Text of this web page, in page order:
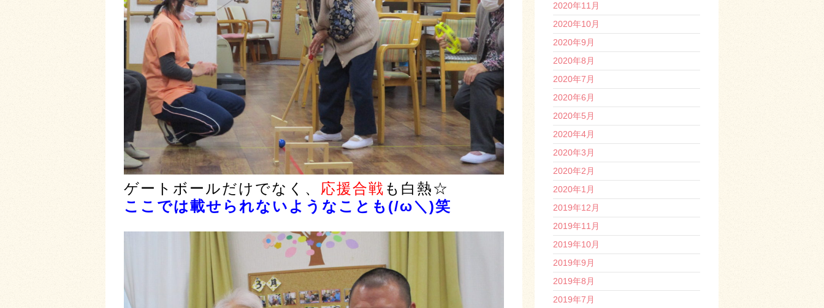
ゲートボールだけでなく、 応援合戦 も白熱☆
ここでは載せられないようなことも(/ω＼)笑
2020年11月
2020年10月
2020年9月
2020年8月
2020年7月
2020年6月
2020年5月
2020年4月
2020年3月
2020年2月
2020年1月
2019年12月
2019年11月
2019年10月
2019年9月
2019年8月
2019年7月